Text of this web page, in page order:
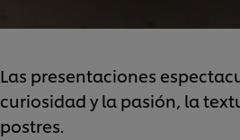
Las presentaciones
curiosidad y la pasión, la
postres.